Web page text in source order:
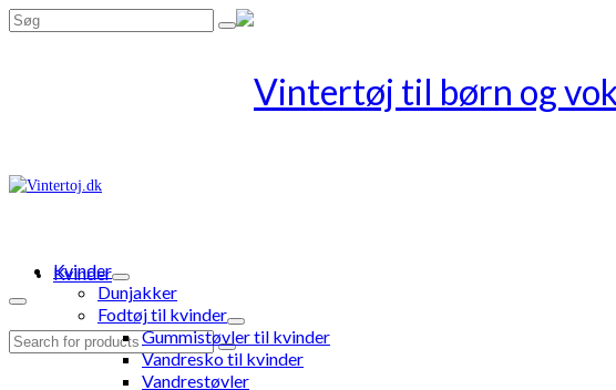
Search
Kvinder
Search
Kvinder
Dunjakker
Fodtøj til kvinder
Gummistøvler til kvinder
Vandresko til kvinder
Vandrestøvler